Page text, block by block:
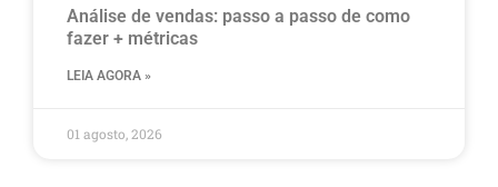
Análise de vendas: passo a passo de como
fazer + métricas
LEIA AGORA »
01 agosto, 2026